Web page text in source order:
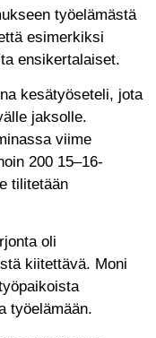
työelämästä
esimerkiksi
ensikertalaiset.
kesätyöseteli, jota
jaksolle.
viime
200 15–16-
tilitetään
oli
kiitettävä. Moni
työelämään.